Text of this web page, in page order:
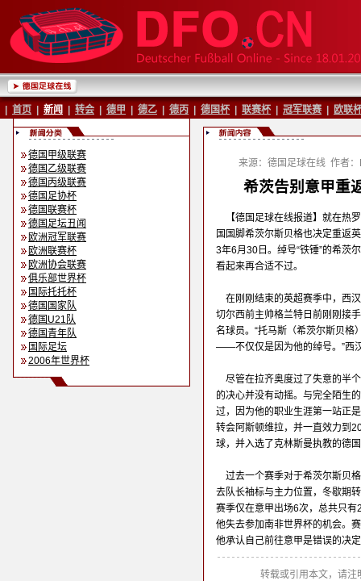
首页 新闻 转会 德甲 德乙 德丙 德国杯 联赛杯 冠军联赛 欧联
德国甲级联赛
德国乙级联赛
德国丙级联赛
德国足协杯
德国联赛杯
德国足坛丑闻
欧洲冠军联赛
欧洲联赛杯
欧洲协会联赛
俱乐部世界杯
国际托托杯
德国国家队
德国U21队
德国青年队
国际足坛
2006年世界杯
来源：德国足球在线 作者
希茨告别意甲重
【德国足球在线报道】就在热
国国脚希茨尔斯贝格也决定重返
3年6月30日。绰号“铁锤”的希茨
看起来再合适不过。
在刚刚结束的英超赛季中，西
切尔西前主帅格兰特日前刚刚接
名球员。“托马斯（希茨尔斯贝格
——不仅仅是因为他的绰号。”西
尽管在拉齐奥度过了失意的半
的决心并没有动摇。与完全陌生
过，因为他的职业生涯第一站正
转会阿斯顿维拉，并一直效力到
球，并入选了克林斯曼执教的德
过去一个赛季对于希茨尔斯贝
去队长袖标与主力位置，冬歇期
赛季仅在意甲出场6次，总共只
他失去参加南非世界杯的机会。
他承认自己前往意甲是错误的决
转载或引用本文，请注